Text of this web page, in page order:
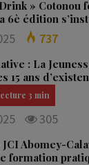
» Cotonou
6è édition
737
: La
15 ans
305
Abomey-
formation